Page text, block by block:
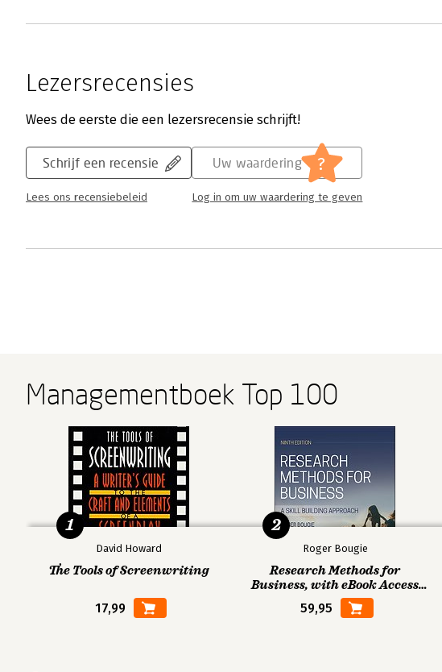
Lezersrecensies
Wees de eerste die een lezersrecensie schrijft!
Schrijf een recensie
Lees ons recensiebeleid
Uw waardering ?
Log in om uw waardering te geven
Managementboek Top 100
David Howard
The Tools of Screenwriting
17,99
1
Roger Bougie
Research Methods for
Business, with eBook Access
Code
59,95
2